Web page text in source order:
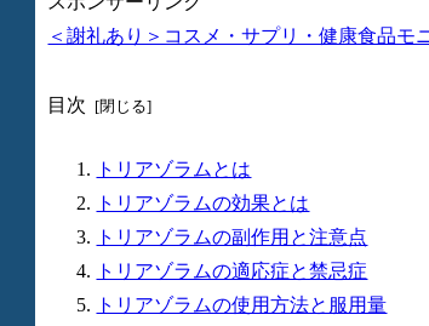
＜謝礼あり＞コスメ・サプリ・健康食品モ
目次
トリアゾラムとは
トリアゾラムの効果とは
トリアゾラムの副作用と注意点
トリアゾラムの適応症と禁忌症
トリアゾラムの使用方法と服用量